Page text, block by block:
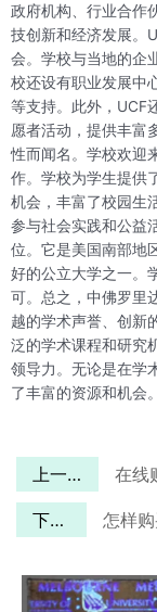
政府机构、行业合作
技创新和经济发展。
会。学校与当地的企
校还设有职业发展中
等支持。此外，UCF
愿者活动，提供丰富
性而闻名。学校欢迎
作。学校为学生提供
机会，丰富了校园生
参与社会实践和公益
位。它是美国南部地
好的公立大学之一。
可。总之，中佛罗里
越的学术声誉、创新
泛的学术课程和研究
领导力。无论是在学
了丰富的资源和机会。
上一篇
下一篇